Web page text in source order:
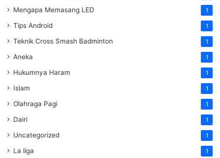
Mengapa Memasang LED 1
Tips Android 1
Teknik Cross Smash Badminton 1
Aneka 1
Hukumnya Haram 1
Islam 1
Olahraga Pagi 1
Dairi 1
Uncategorized 1
La liga 1